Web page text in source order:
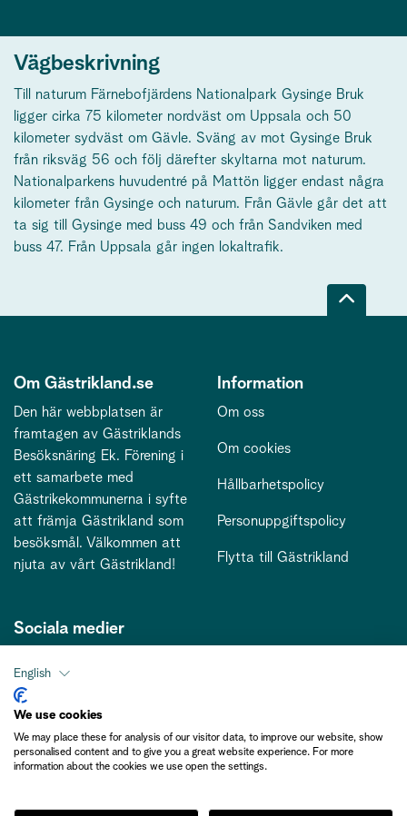
Vägbeskrivning
Till naturum Färnebofjärdens Nationalpark Gysinge Bruk
ligger cirka 75 kilometer nordväst om Uppsala och 50
kilometer sydväst om Gävle. Sväng av mot Gysinge Bruk
från riksväg 56 och följ därefter skyltarna mot naturum.
Nationalparkens huvudentré på Mattön ligger endast några
kilometer från Gysinge och naturum. Från Gävle går det att
ta sig till Gysinge med buss 49 och från Sandviken med
buss 47. Från Uppsala går ingen lokaltrafik.
Om Gästrikland.se
Den här webbplatsen är
framtagen av Gästriklands
Besöksnäring Ek. Förening i
ett samarbete med
Gästrikekommunerna i syfte
att främja Gästrikland som
besöksmål. Välkommen att
njuta av vårt Gästrikland!
Information
Om oss
Om cookies
Hållbarhetspolicy
Personuppgiftspolicy
Flytta till Gästrikland
Sociala medier
Kontakt
kontakt@gastriklandsbesoksnaring.se
English
We use cookies
We may place these for analysis of our visitor data, to improve our website, show
personalised content and to give you a great website experience. For more
information about the cookies we use open the settings.